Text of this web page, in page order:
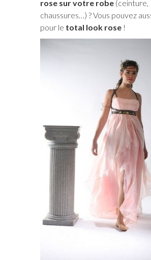
rose sur votre robe (ceinture,
chaussures…) ? Vous pouvez
pour le total look rose !